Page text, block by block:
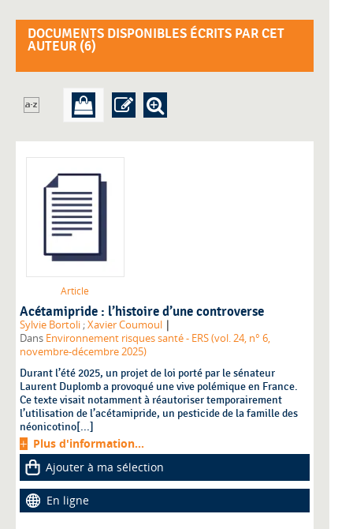
DOCUMENTS DISPONIBLES ÉCRITS PAR CET
AUTEUR (6)
Article
Acétamipride : l’histoire d’une controverse
Sylvie Bortoli ;Xavier Coumoul |
Dans Environnement risques santé - ERS (vol. 24, n° 6,
novembre-décembre 2025)
Durant l’été 2025, un projet de loi porté par le sénateur
Laurent Duplomb a provoqué une vive polémique en France.
Ce texte visait notamment à réautoriser temporairement
l’utilisation de l’acétamipride, un pesticide de la famille des
néonicotino[...]
Plus d'information...
Ajouter à ma sélection
En ligne